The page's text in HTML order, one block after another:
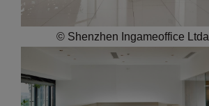
© Shenzhen Ingameoffice Ltda